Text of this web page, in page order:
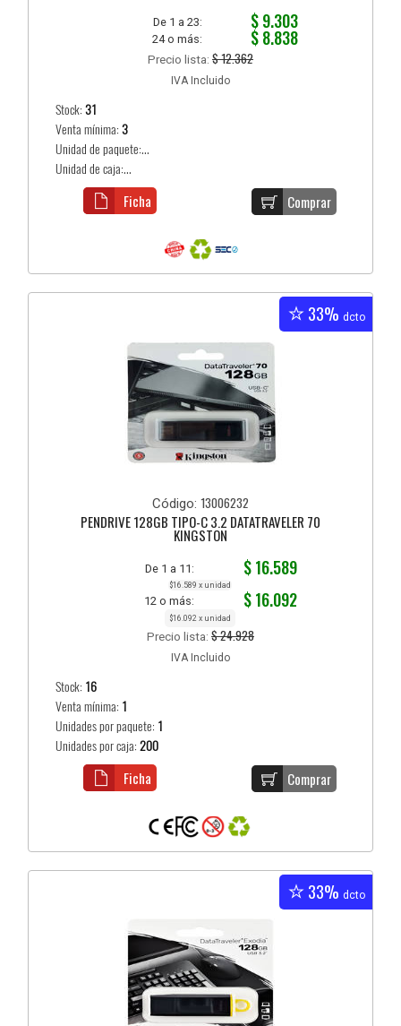
De 1 a 23: $ 9.303
24 o más: $ 8.838
Precio lista: $ 12.362
IVA Incluido
Stock:31
Venta mínima:3
Unidad de paquete:...
Unidad de caja:...
Comprar
Ficha
33% dcto
Código: 13006232
PENDRIVE 128GB TIPO-C 3.2 DATATRAVELER 70
KINGSTON
De 1 a 11: $ 16.589
$16.589 x unidad
12 o más: $ 16.092
$16.092 x unidad
Precio lista: $ 24.928
IVA Incluido
Stock: 16
Venta mínima: 1
Unidades por paquete: 1
Unidades por caja:200
Comprar
Ficha
33% dcto